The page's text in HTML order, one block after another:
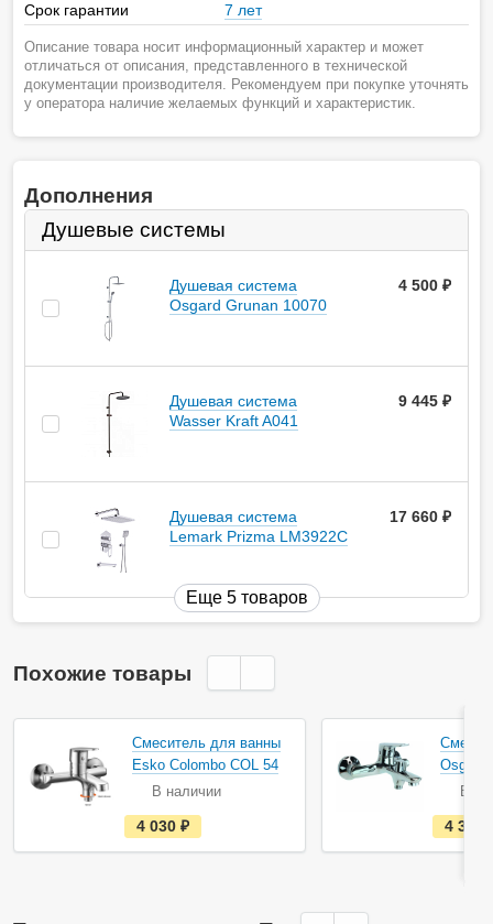
Срок гарантии
7 лет
Описание товара носит информационный характер и может
отличаться от описания, представленного в технической
документации производителя. Рекомендуем при покупке уточнять
у оператора наличие желаемых функций и характеристик.
Дополнения
Душевые системы
Душевая система
Osgard Grunan 10070
4 500
Душевая система
Wasser Kraft A041
9 445
Душевая система
Lemark Prizma LM3922C
17 660
Еще 5 товаров
Похожие товары
Смеситель для ванны
Esko Colombo COL 54
В наличии
е
с
т
4 030
Osgard
В
4 358